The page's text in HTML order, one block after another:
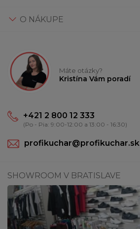
O NÁKUPE
Máte otázky?
Kristína Vám poradí
+421 2 800 12 333
(Po - Pia: 9:00-12:00 a 13:00 - 16:30)
profikuchar@profikuchar.sk
SHOWROOM V BRATISLAVE